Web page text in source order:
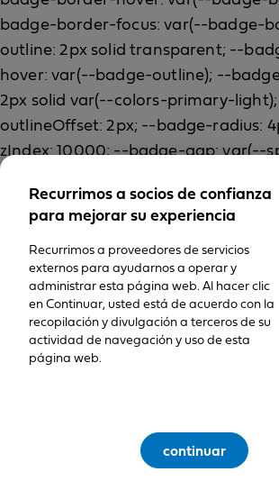
Recurrimos a socios de confianza
para mejorar su experiencia
Recurrimos a proveedores de servicios
externos para ayudarnos a operar y
administrar esta página web. Al hacer clic
en Continuar, usted está de acuerdo con la
recopilación y divulgación a terceros de su
actividad de navegación y uso de esta
página web.
continuar